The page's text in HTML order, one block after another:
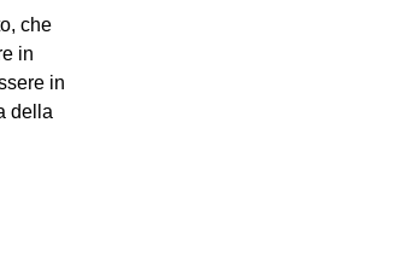
che
in
in
della